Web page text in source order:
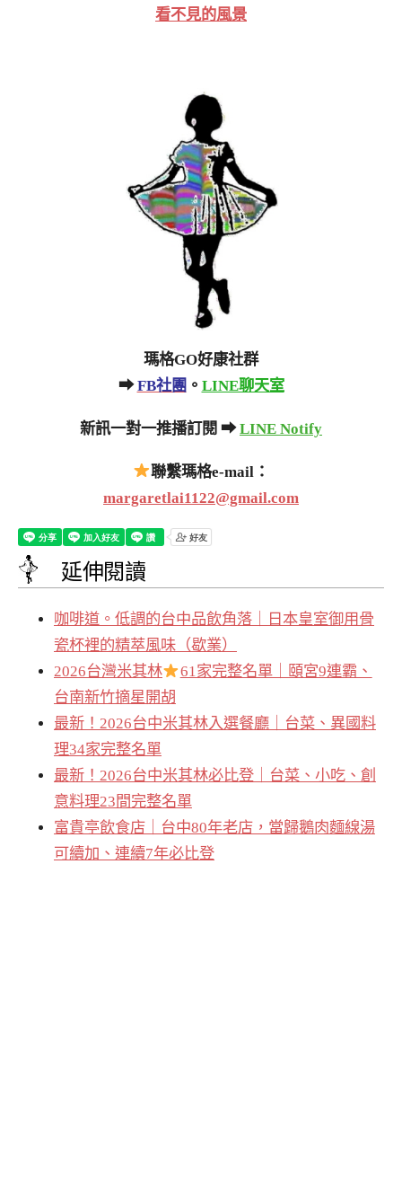
看不見的風景
瑪格GO好康社群
➡FB社團 。 LINE聊天室
新訊一對一推播訂閱 ➡LINE Notify
聯繫瑪格e-mail：
margaretlai1122@gmail.com
延伸閱讀
咖啡道。低調的台中品飲角落｜日本皇室御用骨
瓷杯裡的精萃風味（歇業）
2026台灣米其林
61家完整名單｜頤宮9連霸、
台南新竹摘星開胡
最新！2026台中米其林入選餐廳｜台菜、異國料
理34家完整名單
最新！2026台中米其林必比登｜台菜、小吃、創
意料理23間完整名單
富貴亭飲食店｜台中80年老店，當歸鵝肉麵線湯
可續加、連續7年必比登